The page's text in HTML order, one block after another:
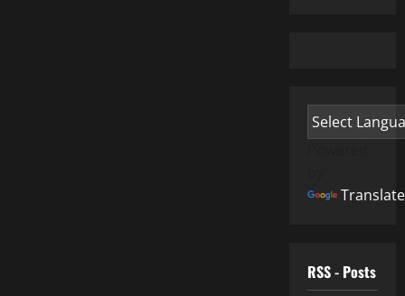
Translate
RSS - Posts